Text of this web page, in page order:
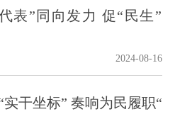
表”同向发力 促“民生”
2024-08-16
干坐标” 奏响为民履职“